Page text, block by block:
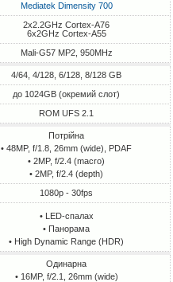
Mediatek Dimensity 700
2x2.2GHz Cortex-A76
6x2GHz Cortex-A55
Mali-G57 MP2, 950MHz
4/64, 4/128, 6/128, 8/128 GB
до 1024GB (окремий слот)
ROM UFS 2.1
Потрійна
• 48MP, f/1.8, 26mm (wide), PDAF
• 2MP, f/2.4 (macro)
• 2MP, f/2.4 (depth)
1080p - 30fps
• LED-спалах
• Панорама
• High Dynamic Range (HDR)
Одинарна
• 16MP, f/2.1, 26mm (wide)